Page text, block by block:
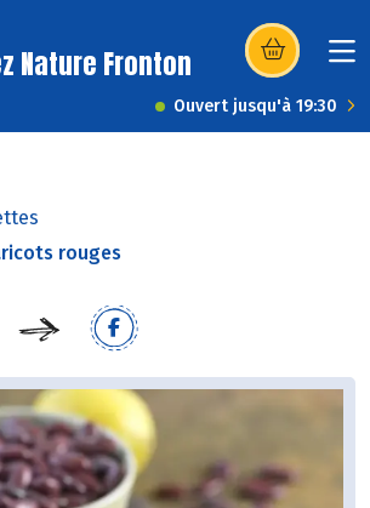
Nature Fronton (s’ouvre dans
Ouvert jusqu'à 19:30
rouges